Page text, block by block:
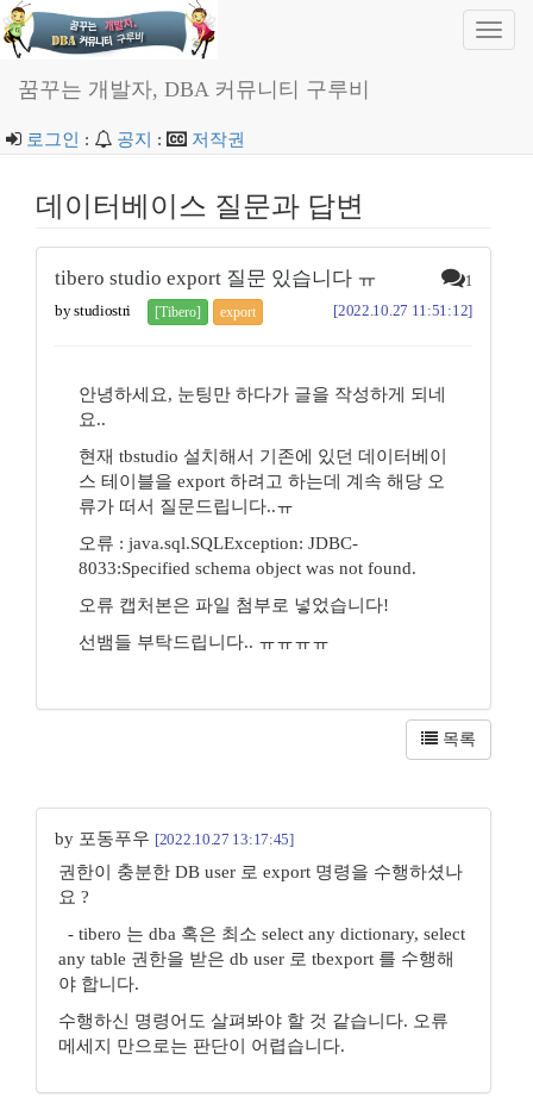
꿈꾸는 개발자, DBA 커뮤니티 구루비
로그인 : 공지 : 저작권
데이터베이스 질문과 답변
tibero studio export 질문 있습니다 ㅠ 1
by studiostri [Tibero] export [2022.10.27 11:51:12]
안녕하세요, 눈팅만 하다가 글을 작성하게 되네
요..
현재 tbstudio 설치해서 기존에 있던 데이터베이
스 테이블을 export 하려고 하는데 계속 해당 오
류가 떠서 질문드립니다..ㅠ
오류 : java.sql.SQLException: JDBC-
8033:Specified schema object was not found.
오류 캡처본은 파일 첨부로 넣었습니다!
선뱀들 부탁드립니다.. ㅠㅠㅠㅠ
목록
by 포동푸우 [2022.10.27 13:17:45]
권한이 충분한 DB user 로 export 명령을 수행하셨나
요 ?
- tibero 는 dba 혹은 최소 select any dictionary, select
any table 권한을 받은 db user 로 tbexport 를 수행해
야 합니다.
수행하신 명령어도 살펴봐야 할 것 같습니다. 오류
메세지 만으로는 판단이 어렵습니다.